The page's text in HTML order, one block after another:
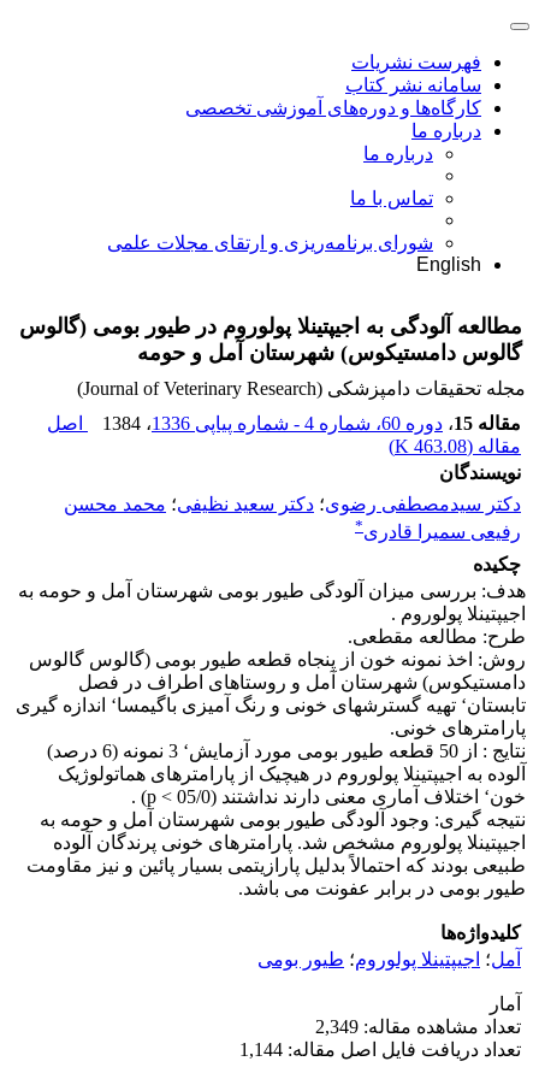
فهرست نشریات
سامانه نشر کتاب
کارگاه‌ها و دوره‌های آموزشی تخصصی
درباره ما
درباره ما
تماس با ما
شورای برنامه‌ریزی و ارتقای مجلات علمی
English
مطالعه آلودگی به اجیپتینلا پولوروم در طیور بومی (گالوس
گالوس دامستیکوس) شهرستان آمل و حومه
مجله تحقیقات دامپزشکی (Journal of Veterinary Research)
مقاله 15
، دوره 60، شماره 4 - شماره پیاپی 1336 ، 1384
اصل
مقاله (463.08 K
)
نویسندگان
دکتر سیدمصطفی رضوی؛ دکتر سعید نظیفی؛ محمد محسن
رفیعی سمیرا قادری*
چکیده
هدف: بررسی میزان آلودگی طیور بومی شهرستان آمل و حومه به
اجیپتینلا پولوروم .
طرح: مطالعه مقطعی.
روش: اخذ نمونه خون از پنجاه قطعه طیور بومی (گالوس گالوس
دامستیکوس) شهرستان آمل و روستاهای اطراف در فصل
تابستان‘ تهیه گسترشهای خونی و رنگ آمیزی باگیمسا‘ اندازه گیری
پارامترهای خونی.
نتایج : از 50 قطعه طیور بومی مورد آزمایش‘ 3 نمونه (6 درصد)
آلوده به اجیپتینلا پولوروم در هیچیک از پارامترهای هماتولوژیک
خون‘ اختلاف آماری معنی دارند نداشتند (05/0 > p) .
نتیجه گیری: وجود آلودگی طیور بومی شهرستان آمل و حومه به
اجیپتینلا پولوروم مشخص شد. پارامترهای خونی پرندگان آلوده
طبیعی بودند که احتمالاً بدلیل پارازیتمی بسیار پائین و نیز مقاومت
طیور بومی در برابر عفونت می باشد.
کلیدواژه‌ها
آمل؛ اجیپتینلا پولوروم؛ طیور بومی
آمار
تعداد مشاهده مقاله: 2,349
تعداد دریافت فایل اصل مقاله: 1,144